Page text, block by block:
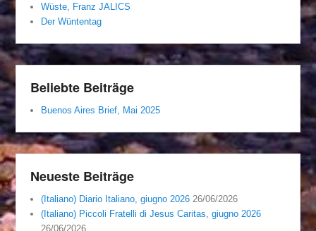
Wüste, Franz JALICS
Der Wüntentag
Beliebte Beiträge
Buenos Aires Brief, Mai 2025
Neueste Beiträge
(Italiano) Diario Italiano, giugno 2026 26/06/2026
(Italiano) Piccoli Fratelli di Jesus Caritas, giugno 2026
26/06/2026